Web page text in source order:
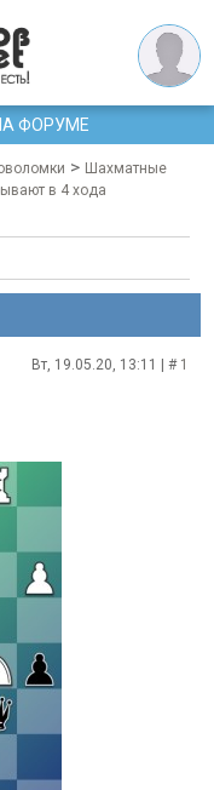
ФОРУМЕ
> Шахматные
в 4 хода
Вт, 19.05.20, 13:11 | # 1